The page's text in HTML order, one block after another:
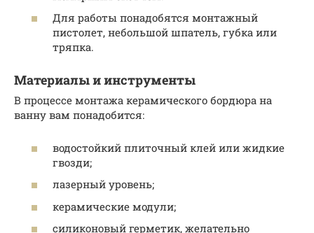
Для работы понадобятся монтажный
пистолет, небольшой шпатель, губка или
тряпка.
Материалы и инструменты
В процессе монтажа керамического бордюра на
ванну вам понадобится:
водостойкий плиточный клей или жидкие
гвозди;
лазерный уровень;
керамические модули;
силиконовый герметик, желательно